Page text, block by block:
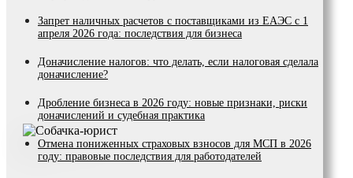
Запрет наличных расчетов с поставщиками из ЕАЭС с 1
апреля 2026 года: последствия для бизнеса
Доначисление налогов: что делать, если налоговая сделала
доначисление?
Дробление бизнеса в 2026 году: новые признаки, риски
доначислений и судебная практика
Отмена пониженных страховых взносов для МСП в 2026
году: правовые последствия для работодателей